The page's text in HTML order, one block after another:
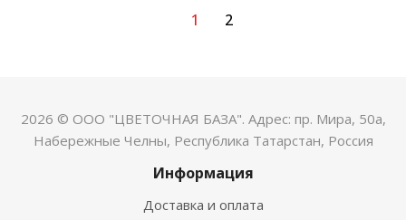
1 2
2026 © ООО "ЦВЕТОЧНАЯ БАЗА". Адрес: пр. Мира, 50а,
Набережные Челны, Республика Татарстан, Россия
Информация
Доставка и оплата